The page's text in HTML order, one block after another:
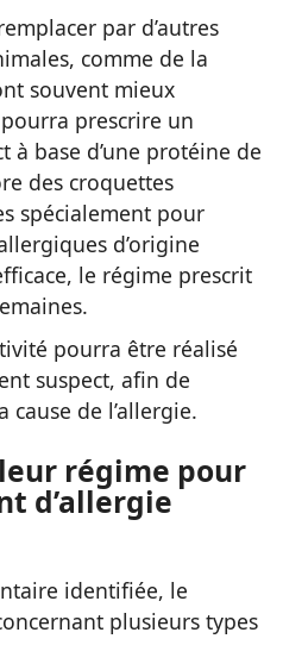
par d’autres
comme de la
souvent mieux
prescrire un
base d’une protéine de
des croquettes
spécialement pour
d’origine
le régime prescrit
pourra être réalisé
suspect, afin de
de l’allergie.
régime pour
d’allergie
identifiée, le
plusieurs types